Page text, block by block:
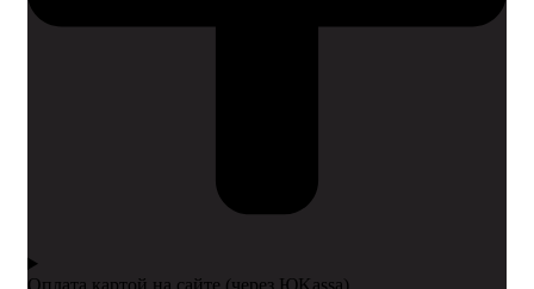
Оплата картой на сайте (через ЮKassa)